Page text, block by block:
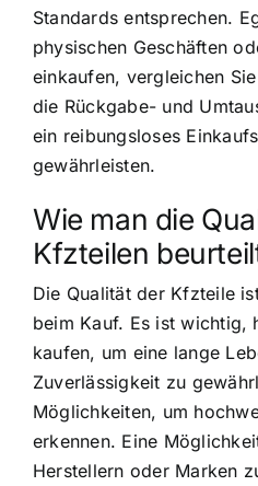
Standards entsprechen.
physischen Geschäften
einkaufen, vergleichen
die Rückgabe- und
ein reibungsloses
gewährleisten.
Wie man die
Kfzteilen
Die Qualität der Kfzteile
beim Kauf. Es ist wichtig,
kaufen, um eine lange
Zuverlässigkeit zu
Möglichkeiten, um
erkennen. Eine
Herstellern oder Marken